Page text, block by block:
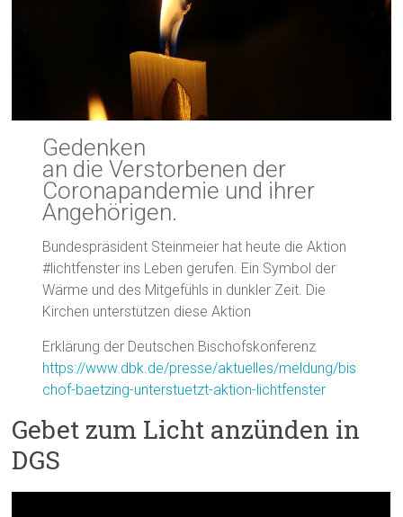
Gedenken
an die Verstorbenen der
Coronapandemie und ihrer
Angehörigen.
Bundespräsident Steinmeier hat heute die Aktion
#lichtfenster ins Leben gerufen. Ein Symbol der
Wärme und des Mitgefühls in dunkler Zeit. Die
Kirchen unterstützen diese Aktion
Erklärung der Deutschen Bischofskonferenz
https://www.dbk.de/presse/aktuelles/meldung/bis
chof-baetzing-unterstuetzt-aktion-lichtfenster
Gebet zum Licht anzünden in
DGS